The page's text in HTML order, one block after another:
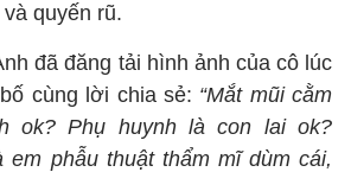
quyến rũ.
đã đăng tải hình ảnh của cô lúc
cùng lời chia sẻ: “Mắt mũi cằm
ok? Phụ huynh là con lai ok?
em phẫu thuật thẩm mĩ dùm cái,